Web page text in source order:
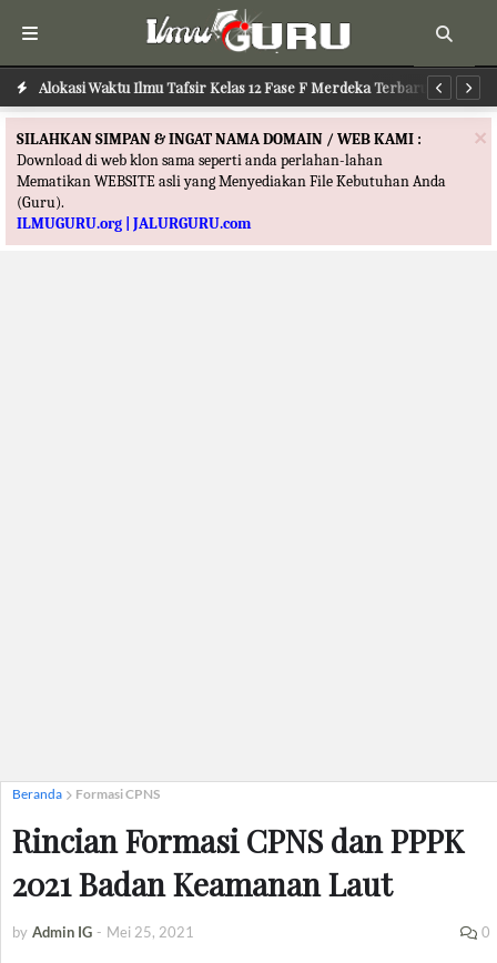
Alokasi Waktu Ilmu Tafsir Kelas 12 Fase F Merdeka Terbaru
×
SILAHKAN SIMPAN & INGAT NAMA DOMAIN / WEB KAMI :
Download di web klon sama seperti anda perlahan-lahan
Mematikan WEBSITE asli yang Menyediakan File Kebutuhan Anda
(Guru).
ILMUGURU.org | JALURGURU.com
Beranda Formasi CPNS
Rincian Formasi CPNS dan PPPK
2021 Badan Keamanan Laut
by Admin IG - Mei 25, 2021 0